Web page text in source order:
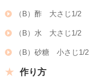
（B）酢 大さじ1/2
（B）水 大さじ1/2
（B）砂糖 小さじ1/2
作り方